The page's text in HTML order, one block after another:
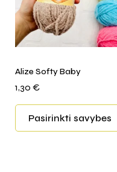
Alize Softy Baby
1,30 €
Pasirinkti savybes